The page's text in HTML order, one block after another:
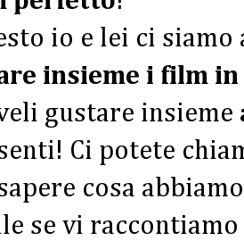
io e lei ci
insieme i film
gustare insieme
Ci potete
cosa
se vi